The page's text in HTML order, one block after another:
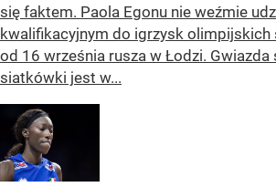
się faktem. Paola Egonu nie weźmie
kwalifikacyjnym do igrzysk olimpijskich
od 16 września rusza w Łodzi. Gwiazda
siatkówki jest w...